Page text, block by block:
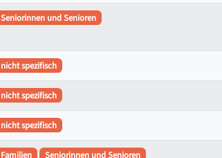
Seniorinnen und Senioren
nicht spezifisch
nicht spezifisch
nicht spezifisch
Familien Seniorinnen und Senioren